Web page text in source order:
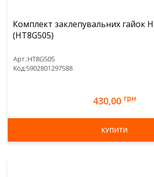
Комплект заклепувальних гайок
(HT8G505)
Арт.:HT8G505
Код:5902801297588
430,00 грн
КУПИТИ